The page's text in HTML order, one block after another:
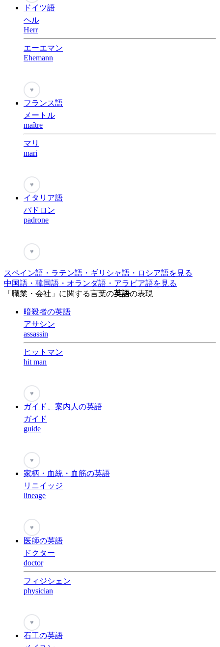
ドイツ語
ヘル
Herr
エーエマン
Ehemann
♥
フランス語
メートル
maître
マリ
mari
♥
イタリア語
パドロン
padrone
♥
スペイン語・ラテン語・ギリシャ語・ロシア語を見る
中国語・韓国語・オランダ語・アラビア語を見る
「職業・会社」に関する言葉の英語の表現
暗殺者の英語
アサシン
assassin
ヒットマン
hit man
♥
ガイド、案内人の英語
ガイド
guide
♥
家柄・血統・血筋の英語
リニイッジ
lineage
♥
医師の英語
ドクター
doctor
フィジシェン
physician
♥
石工の英語